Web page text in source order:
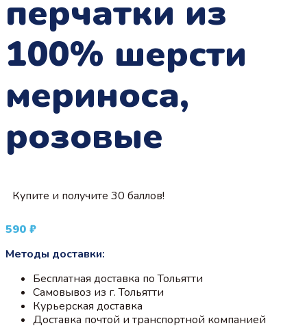
перчатки из
100% шерсти
мериноса,
розовые
Купите и получите 30 баллов!
590 ₽
Методы доставки:
Бесплатная доставка по Тольятти
Самовывоз из г. Тольятти
Курьерская доставка
Доставка почтой и транспортной компанией